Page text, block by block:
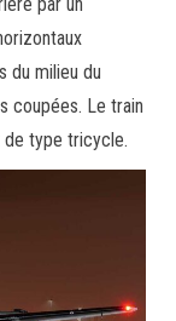
du milieu du
coupées. Le train
de type tricycle.